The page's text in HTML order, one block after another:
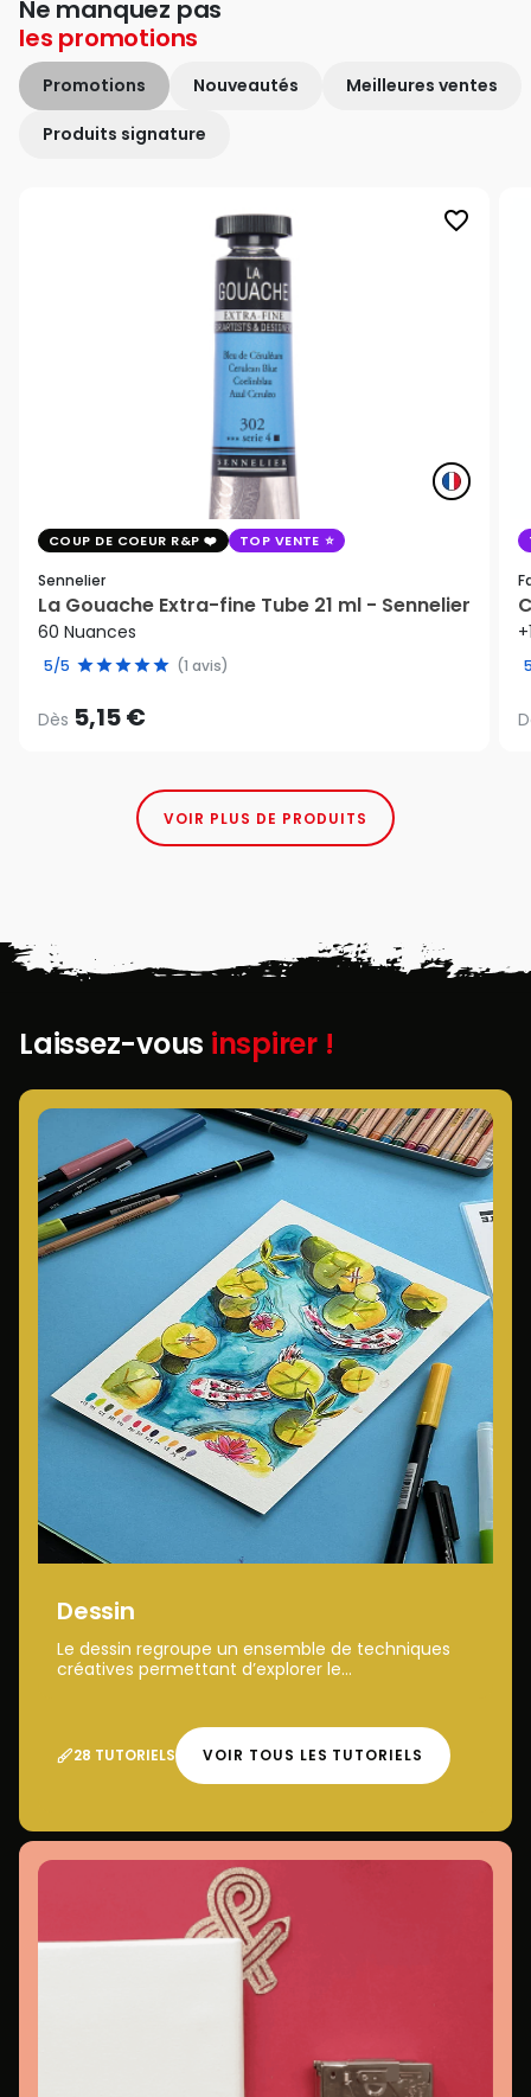
Ne manquez pas
les promotions
Promotions Nouveautés Meilleures ventes
Produits signature
favorite_border
COUP DE COEUR R&P TOP VENTE
Sennelier
La Gouache Extra-fine Tube 21 ml - Sennelier
60 Nuances
5/5 (1 avis)
Dès 5,15 €
VOIR PLUS DE PRODUITS
Laissez-vous inspirer !
Dessin
Le dessin regroupe un ensemble de techniques
créatives permettant d’explorer le...
28 TUTORIELS VOIR TOUS LES TUTORIELS